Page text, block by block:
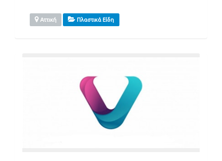
Αττική Πλαστικά Είδη